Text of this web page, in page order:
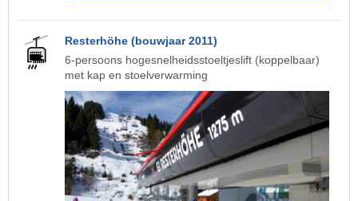
Resterhöhe (bouwjaar 2011)
6-persoons hogesnelheidsstoeltjeslift (koppelbaar)
met kap en stoelverwarming